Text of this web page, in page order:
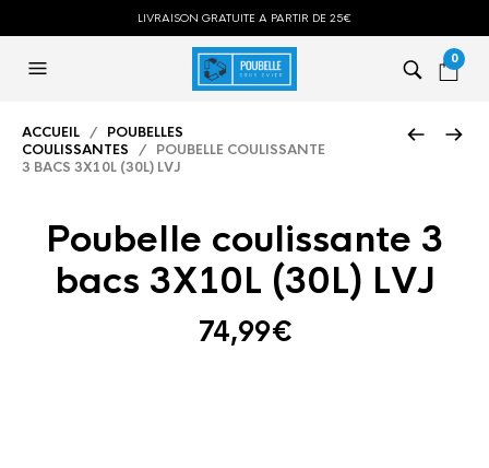
LIVRAISON GRATUITE A PARTIR DE 25€
0
ACCUEIL / POUBELLES
COULISSANTES / POUBELLE COULISSANTE
3 BACS 3X10L (30L) LVJ
Poubelle coulissante 3
bacs 3X10L (30L) LVJ
74,99€